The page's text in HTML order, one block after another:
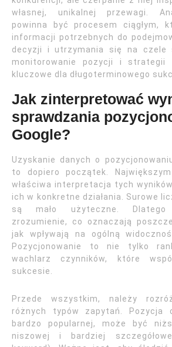
własnej, unikalnej przewagi.
powinna być procesem ciągłym,
informacji potrzebnych do
decyzji i utrzymania się na czele
monitorowanie pozycji i strategii
kluczowe dla długoterminowego
Jak zinterpretować
sprawdzania
Google?
Uzyskanie danych o
to dopiero początek.
właściwa interpretacja tych
ich w konkretne działania. Surowe
są mało użyteczne.
zrozumienie, co oznaczają
jak wpływają na ogólną
Pozycjonowanie to nie tylko
wachlarz czynników, które
sukcesie.
Przede wszystkim, należy
różnych typów zapytań. Pozycja
bardzo popularnej, może być
niszowej i bardziej